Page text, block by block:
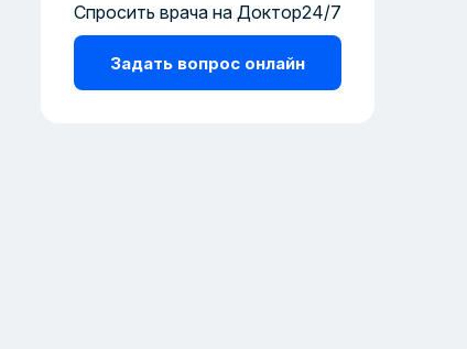
Спросить врача на Доктор24/7
Задать вопрос онлайн